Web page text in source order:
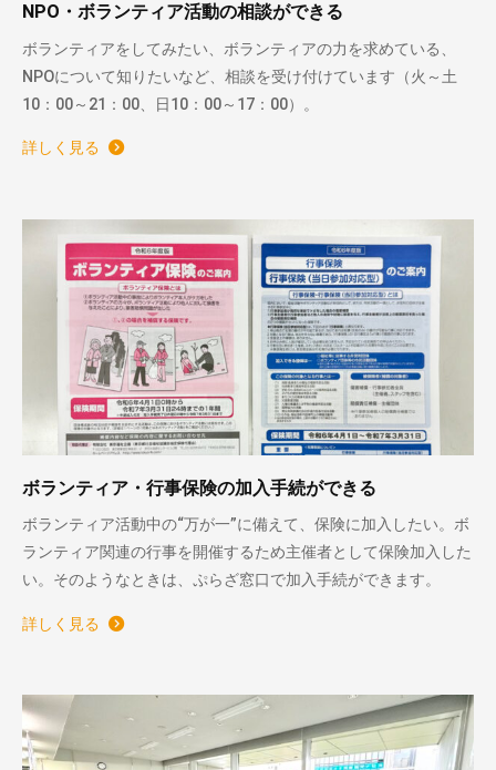
NPO・ボランティア活動の相談ができる
ボランティアをしてみたい、ボランティアの力を求めている、
NPOについて知りたいなど、相談を受け付けています（火～土
10：00～21：00、日10：00～17：00）。
詳しく見る
ボランティア・行事保険の加入手続ができる
ボランティア活動中の“万が一”に備えて、保険に加入したい。ボ
ランティア関連の行事を開催するため主催者として保険加入した
い。そのようなときは、ぷらざ窓口で加入手続ができます。
詳しく見る